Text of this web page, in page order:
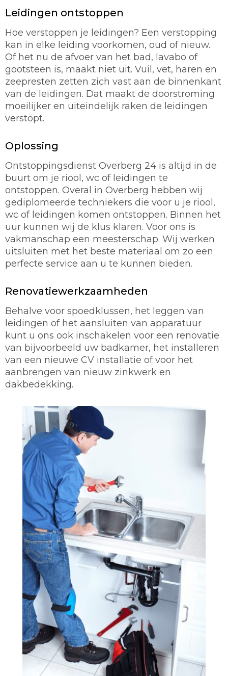
Leidingen ontstoppen
Hoe verstoppen je leidingen? Een verstopping
kan in elke leiding voorkomen, oud of nieuw.
Of het nu de afvoer van het bad, lavabo of
gootsteen is, maakt niet uit. Vuil, vet, haren en
zeepresten zetten zich vast aan de binnenkant
van de leidingen. Dat maakt de doorstroming
moeilijker en uiteindelijk raken de leidingen
verstopt.
Oplossing
Ontstoppingsdienst Overberg 24 is altijd in de
buurt om je riool, wc of leidingen te
ontstoppen. Overal in Overberg hebben wij
gediplomeerde techniekers die voor u je riool,
wc of leidingen komen ontstoppen. Binnen het
uur kunnen wij de klus klaren. Voor ons is
vakmanschap een meesterschap. Wij werken
uitsluiten met het beste materiaal om zo een
perfecte service aan u te kunnen bieden.
Renovatiewerkzaamheden
Behalve voor spoedklussen, het leggen van
leidingen of het aansluiten van apparatuur
kunt u ons ook inschakelen voor een renovatie
van bijvoorbeeld uw badkamer, het installeren
van een nieuwe CV installatie of voor het
aanbrengen van nieuw zinkwerk en
dakbedekking.